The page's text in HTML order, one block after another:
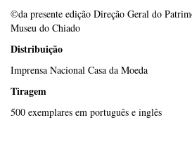
©da presente edição Direção Geral do
Museu do Chiado
Distribuição
Imprensa Nacional Casa da Moeda
Tiragem
500 exemplares em português e inglês